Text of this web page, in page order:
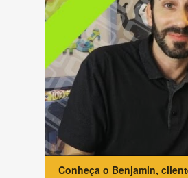
Conheça o Benjamin,